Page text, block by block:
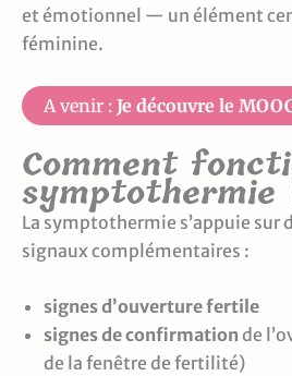
et émotionnel — un élément
féminine.
A venir : Je découvre le
Comment
symptothermie
La symptothermie s’appuie sur
signaux complémentaires :
signes d’ouverture fertile
signes de confirmationde
de la fenêtre de fertilité)